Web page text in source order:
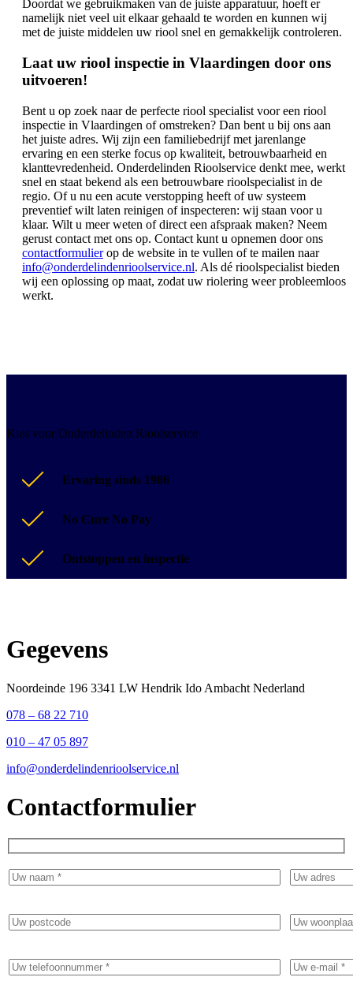
Doordat we gebruikmaken van de juiste apparatuur, hoeft er
namelijk niet veel uit elkaar gehaald te worden en kunnen wij
met de juiste middelen uw riool snel en gemakkelijk controleren.
Laat uw riool inspectie in Vlaardingen door ons
uitvoeren!
Bent u op zoek naar de perfecte riool specialist voor een riool
inspectie in Vlaardingen of omstreken? Dan bent u bij ons aan
het juiste adres. Wij zijn een familiebedrijf met jarenlange
ervaring en een sterke focus op kwaliteit, betrouwbaarheid en
klanttevredenheid. Onderdelinden Rioolservice denkt mee, werkt
snel en staat bekend als een betrouwbare rioolspecialist in de
regio. Of u nu een acute verstopping heeft of uw systeem
preventief wilt laten reinigen of inspecteren: wij staan voor u
klaar. Wilt u meer weten of direct een afspraak maken? Neem
gerust contact met ons op. Contact kunt u opnemen door ons
contactformulierop de website in te vullen of te mailen naar
info@onderdelindenrioolservice.nl. Als dé rioolspecialist bieden
wij een oplossing op maat, zodat uw riolering weer probleemloos
werkt.
Kies voor Onderdelinden Rioolservice
Ervaring sinds 1986
No Cure No Pay
Ontstoppen en inspectie
Gegevens
Noordeinde 196 3341 LW Hendrik Ido Ambacht Nederland
078 – 68 22 710
010 – 47 05 897
info@onderdelindenrioolservice.nl
Contactformulier